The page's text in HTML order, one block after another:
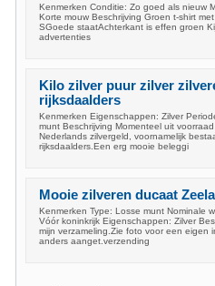
Kenmerken Conditie: Zo goed als nieuw
Korte mouw Beschrijving Groen t-shirt
SGoede staatAchterkant is effen groen
advertenties
Kilo zilver puur zilver
rijksdaalders
Kenmerken Eigenschappen: Zilver
munt Beschrijving Momenteel uit
Nederlands zilvergeld, voornamelijk
rijksdaalders.Een erg mooie beleggi
Mooie zilveren ducaat
Kenmerken Type: Losse munt Nominale
Vóór koninkrijk Eigenschappen: Zilver
mijn verzameling.Zie foto voor een eigen
anders aanget.verzending